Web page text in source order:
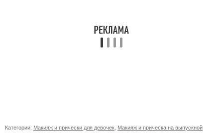
Категории: Макияж и прически для девочек Макияж и прическа на выпускной